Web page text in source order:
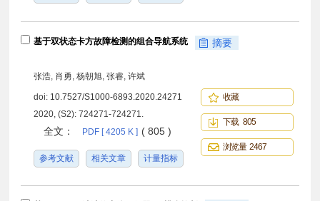
基于双状态卡方故障检测的组合导航系统 摘要
张浩, 肖勇, 杨朝旭, 张睿, 许斌
doi: 10.7527/S1000-6893.2020.24271
2020, (S2): 724271-724271.
全文： PDF [ 4205 K ] ( 805 )
参考文献 相关文章 计量指标
收藏
下载 805
浏览量 2467